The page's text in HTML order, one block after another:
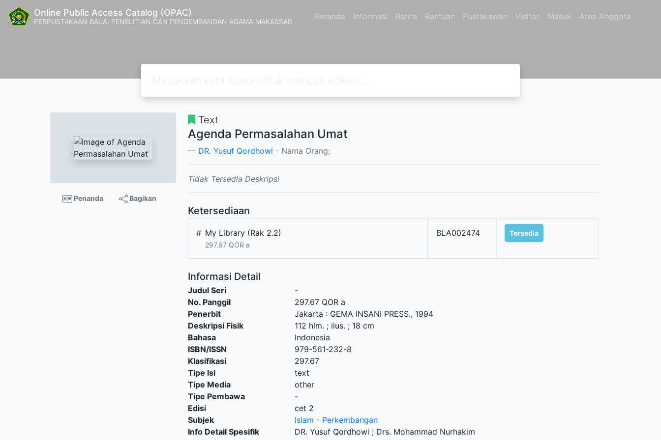
Online Public Access Catalog (OPAC)
PERPUSTAKAAN BALAI PENELITIAN DAN PENGEMBANGAN AGAMA MAKASSAR Beranda Informasi Berita Bantuan Pustakawan Visitor Masuk Area Anggota
Penanda Bagikan
Text
Agenda Permasalahan Umat
DR. Yusuf Qordhowi - Nama Orang;
Tidak Tersedia Deskripsi
Ketersediaan
# My Library (Rak 2.2)
297.67 QOR a
BLA002474 Tersedia
Informasi Detail
Judul Seri
-
No. Panggil
297.67 QOR a
Penerbit
Jakarta : GEMA INSANI PRESS., 1994
Deskripsi Fisik
112 hlm. ; ilus. ; 18 cm
Bahasa
Indonesia
ISBN/ISSN
979-561-232-8
Klasifikasi
297.67
Tipe Isi
text
Tipe Media
other
Tipe Pembawa
-
Edisi
cet 2
Subjek
Islam - Perkembangan
Info Detail Spesifik
DR. Yusuf Qordhowi ; Drs. Mohammad Nurhakim